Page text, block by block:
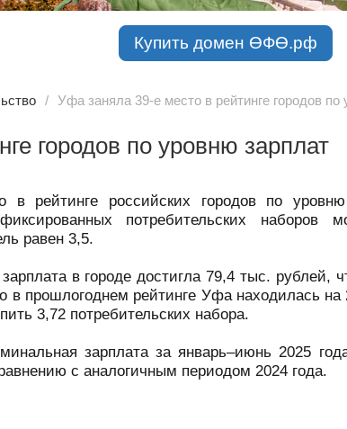
Купить домен ӨФӨ.рф
Уфа заняла 39-е место в рейтинге городов по
городов по уровню зарплат
рейтинге российских городов по уровню
потребительских наборов
равен 3,5.
в городе достигла 79,4 тыс. рублей,
в прошлогоднем рейтинге Уфа находилась
3,72 потребительских набора.
зарплата за январь–июнь 2025
с аналогичным периодом 2024 года.